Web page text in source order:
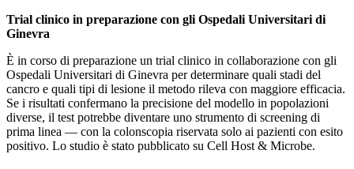
Trial clinico in preparazione con gli Ospedali Universitari di
Ginevra
È in corso di preparazione un trial clinico in collaborazione con gli
Ospedali Universitari di Ginevra per determinare quali stadi del
cancro e quali tipi di lesione il metodo rileva con maggiore efficacia.
Se i risultati confermano la precisione del modello in popolazioni
diverse, il test potrebbe diventare uno strumento di screening di
prima linea — con la colonscopia riservata solo ai pazienti con esito
positivo. Lo studio è stato pubblicato su Cell Host & Microbe.